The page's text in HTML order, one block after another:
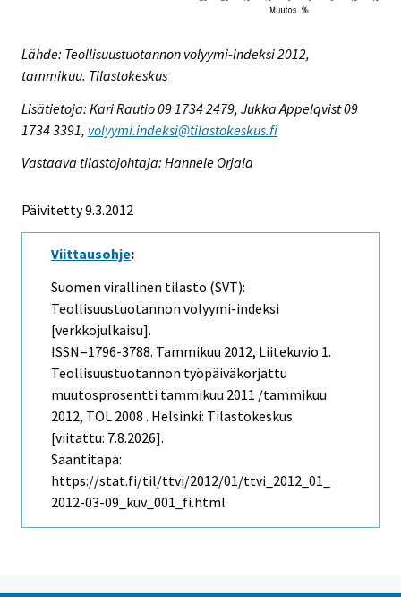
Lähde: Teollisuustuotannon volyymi-indeksi 2012,
tammikuu. Tilastokeskus
Lisätietoja: Kari Rautio 09 1734 2479, Jukka Appelqvist 09
1734 3391, volyymi.indeksi@tilastokeskus.fi
Vastaava tilastojohtaja: Hannele Orjala
Päivitetty 9.3.2012
Viittausohje:
Suomen virallinen tilasto (SVT):
Teollisuustuotannon volyymi-indeksi
[verkkojulkaisu].
ISSN=1796-3788. Tammikuu 2012, Liitekuvio 1.
Teollisuustuotannon työpäiväkorjattu
muutosprosentti tammikuu 2011 /tammikuu
2012, TOL 2008 . Helsinki: Tilastokeskus
[viitattu: 7.8.2026].
Saantitapa:
https://stat.fi/til/ttvi/2012/01/ttvi_2012_01_
2012-03-09_kuv_001_fi.html